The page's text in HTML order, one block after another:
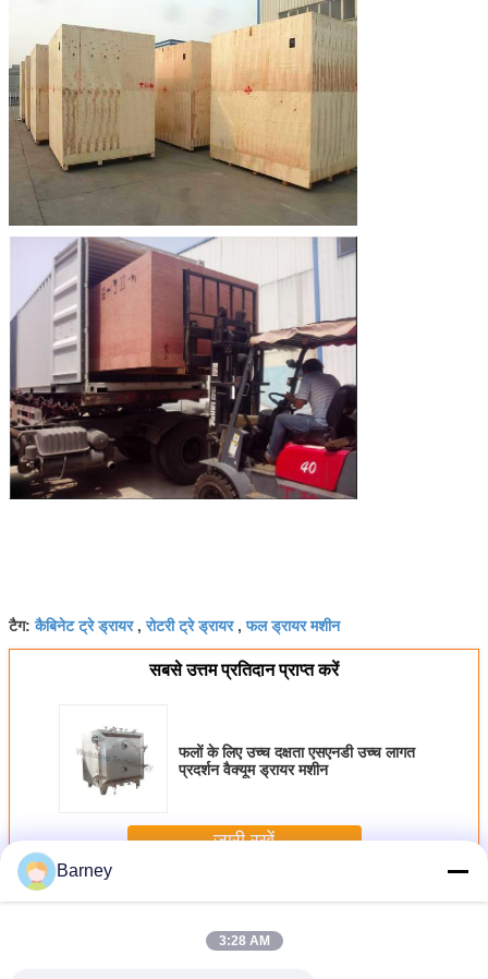
टैग:कैबिनेट ट्रे ड्रायर,रोटरी ट्रे ड्रायर,फल ड्रायर मशीन
सबसे उत्तम प्रतिदान प्राप्त करें
फलों के लिए उच्च दक्षता एसएनडी उच्च लागत
प्रदर्शन वैक्यूम ड्रायर मशीन
जारी रखें
अधिकवैक्यूम ट्रे ड्रायर
Barney
3:28 AM